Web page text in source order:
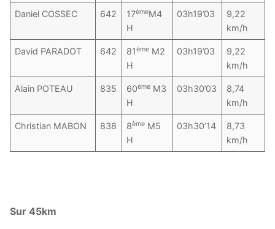
Daniel COSSEC 642 17èmeM4
H
03h19’03
9,22
km/h
David PARADOT 642 81ème M2
H
03h19’03
9,22
km/h
Alain POTEAU 835 60ème M3
H
03h30’03
8,74
km/h
Christian MABON 838 8ème M5
H
03h30’14
8,73
km/h
Sur 45km